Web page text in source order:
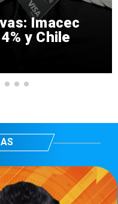
Imacec
y Chile